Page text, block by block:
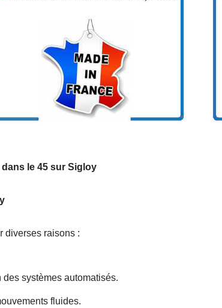
le 45 sur Sigloy
diverses raisons :
systèmes automatisés.
fluides.